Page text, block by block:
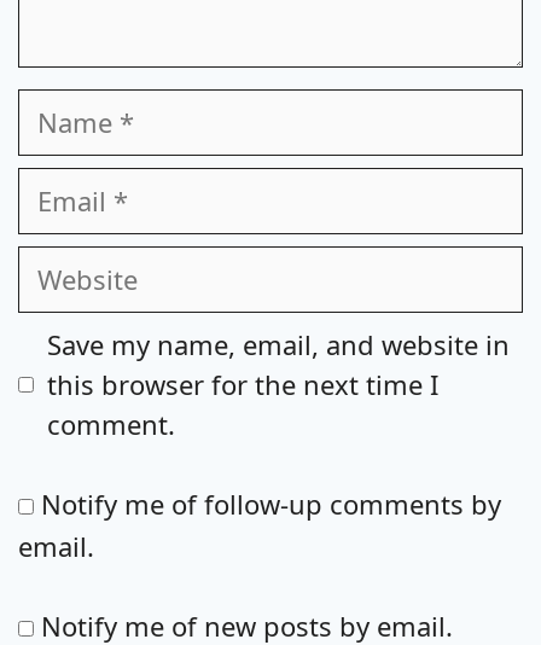
Name
Email
Website
Save my name, email, and website in
this browser for the next time I
comment.
Notify me of follow-up comments by
email.
Notify me of new posts by email.